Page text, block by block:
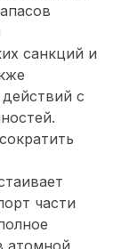
санкций и
с
части
атомной